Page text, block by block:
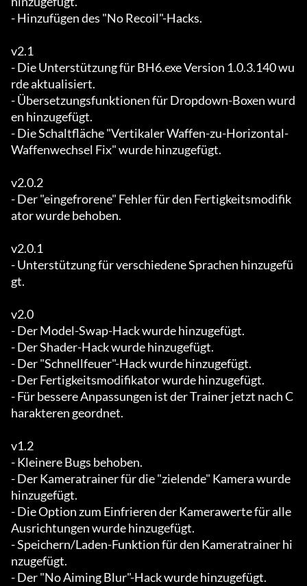
- Hinzufügen des "No Recoil"-Hacks.
v2.1
- Die Unterstützung für BH6.exe Version 1.0.3.140 wu
rde aktualisiert.
- Übersetzungsfunktionen für Dropdown-Boxen wurd
en hinzugefügt.
- Die Schaltfläche "Vertikaler Waffen-zu-Horizontal-
Waffenwechsel Fix" wurde hinzugefügt.
v2.0.2
- Der "eingefrorene" Fehler für den Fertigkeitsmodifik
ator wurde behoben.
v2.0.1
- Unterstützung für verschiedene Sprachen hinzugefü
gt.
v2.0
- Der Model-Swap-Hack wurde hinzugefügt.
- Der Shader-Hack wurde hinzugefügt.
- Der "Schnellfeuer"-Hack wurde hinzugefügt.
- Der Fertigkeitsmodifikator wurde hinzugefügt.
- Für bessere Anpassungen ist der Trainer jetzt nach C
harakteren geordnet.
v1.2
- Kleinere Bugs behoben.
- Der Kameratrainer für die "zielende" Kamera wurde
hinzugefügt.
- Die Option zum Einfrieren der Kamerawerte für alle
Ausrichtungen wurde hinzugefügt.
- Speichern/Laden-Funktion für den Kameratrainer hi
nzugefügt.
- Der "No Aiming Blur"-Hack wurde hinzugefügt.